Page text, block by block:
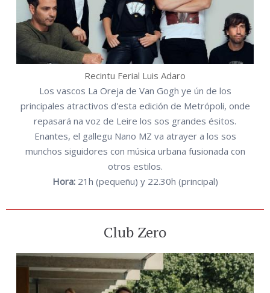
Recintu Ferial Luis Adaro
Los vascos La Oreja de Van Gogh ye ún de los
principales atractivos d'esta edición de Metrópoli, onde
repasará na voz de Leire los sos grandes ésitos.
Enantes, el gallegu Nano MZ va atrayer a los sos
munchos siguidores con música urbana fusionada con
otros estilos.
Hora:21h (pequeñu) y 22.30h (principal)
Club Zero